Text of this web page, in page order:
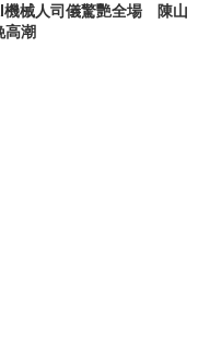
械人司儀驚艷全場 陳山
高潮